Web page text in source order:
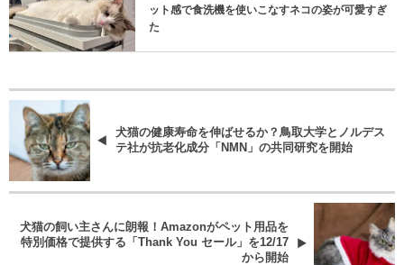
ット感で食洗機を使いこなすネコの姿が可愛すぎ
た
犬猫の健康寿命を伸ばせるか？鳥取大学とノルデス
テ社が抗老化成分「NMN」の共同研究を開始
犬猫の飼い主さんに朗報！Amazonがペット用品を
特別価格で提供する「Thank You セール」を12/17
から開始